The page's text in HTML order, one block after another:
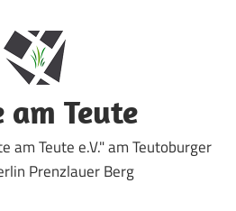
am Teute
am Teute e.V." am Teutoburger
Prenzlauer Berg